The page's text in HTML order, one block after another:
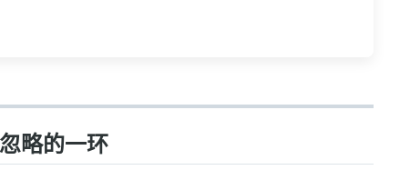
略的一环